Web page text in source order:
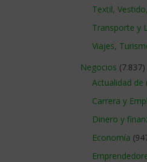
Textil,
Transporte y
Viajes,
Negocios (7.837)
Actualidad de
Carrera y
Dinero y
Economía